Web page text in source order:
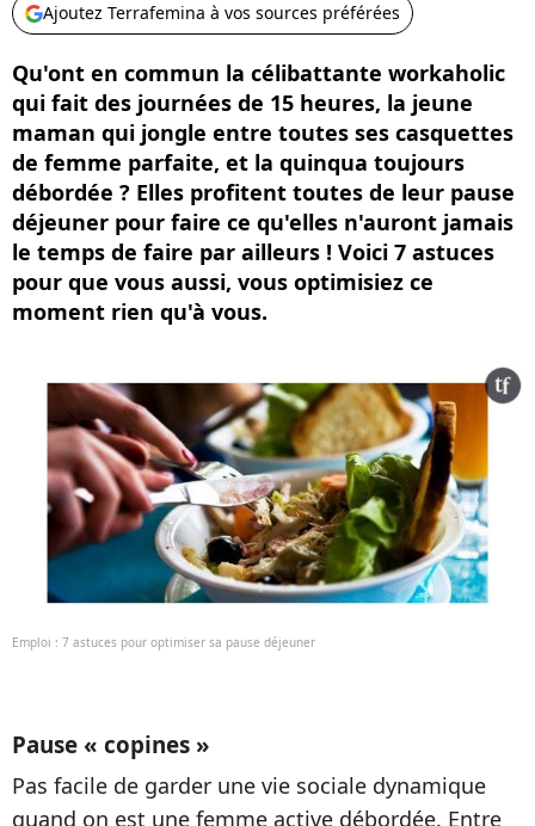
Ajoutez Terrafemina à vos sources préférées
Qu'ont en commun la célibattante workaholic
qui fait des journées de 15 heures, la jeune
maman qui jongle entre toutes ses casquettes
de femme parfaite, et la quinqua toujours
débordée ? Elles profitent toutes de leur pause
déjeuner pour faire ce qu'elles n'auront jamais
le temps de faire par ailleurs ! Voici 7 astuces
pour que vous aussi, vous optimisiez ce
moment rien qu'à vous.
Emploi : 7 astuces pour optimiser sa pause déjeuner
Pause « copines »
Pas facile de garder une vie sociale dynamique
quand on est une femme active débordée. Entre